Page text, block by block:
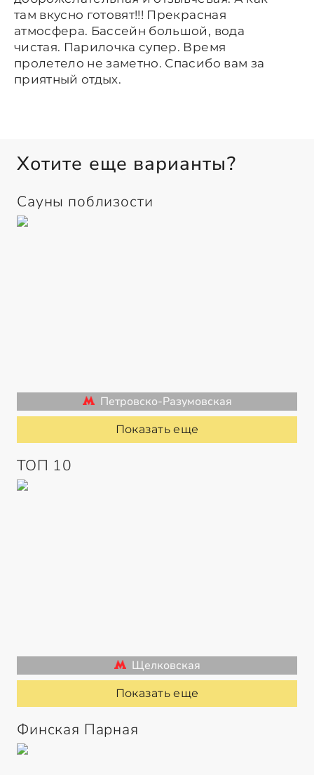
там вкусно готовят!!! Прекрасная
атмосфера. Бассейн большой, вода
чистая. Парилочка супер. Время
пролетело не заметно. Спасибо вам за
приятный отдых.
Хотите еще варианты?
Сауны поблизости
Петровско-Разумовская
Показать еще
ТОП 10
Щелковская
Показать еще
Финская Парная